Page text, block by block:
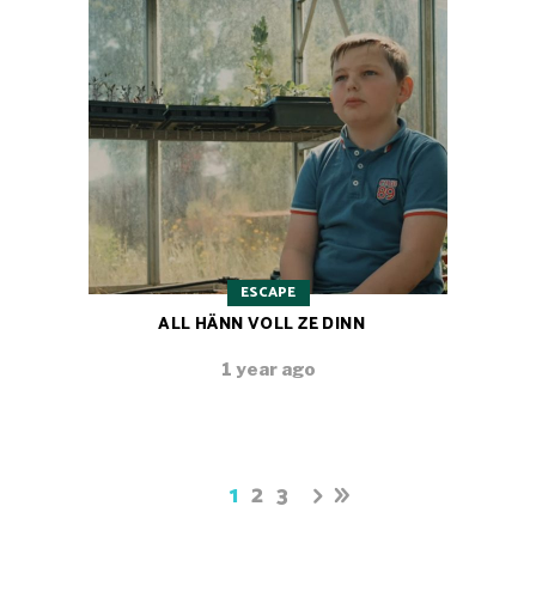
ESCAPE
ALL HÄNN VOLL ZE DINN
1 year ago
1 2 3